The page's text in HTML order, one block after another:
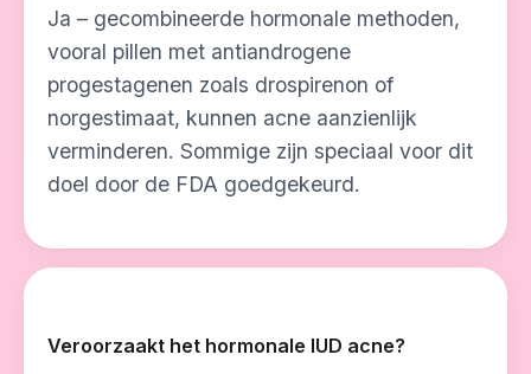
Ja – gecombineerde hormonale methoden,
vooral pillen met antiandrogene
progestagenen zoals drospirenon of
norgestimaat, kunnen acne aanzienlijk
verminderen. Sommige zijn speciaal voor dit
doel door de FDA goedgekeurd.
Veroorzaakt het hormonale IUD acne?